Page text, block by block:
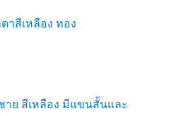
าสีเหลือง ทอง
าย สีเหลือง มีแขนสั้นและ